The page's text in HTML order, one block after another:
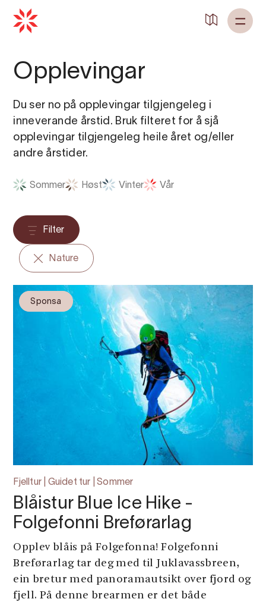
Opplevingar
Du ser no på opplevingar tilgjengeleg i
inneverande årstid. Bruk filteret for å sjå
opplevingar tilgjengeleg heile året og/eller
andre årstider.
Sommer Høst Vinter Vår
Filter
Nature
Sponsa
Fjelltur | Guidet tur | Sommer
Blåistur Blue Ice Hike -
Folgefonni Breførarlag
Opplev blåis på Folgefonna! Folgefonni
Breførarlag tar deg med til Juklavassbreen,
ein bretur med panoramautsikt over fjord og
fjell. På denne brearmen er det både